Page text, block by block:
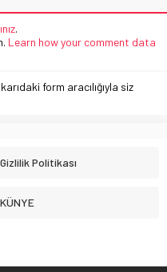
.
Learn how your comment data
form aracılığıyla siz
Gizlilik Politikası
KÜNYE